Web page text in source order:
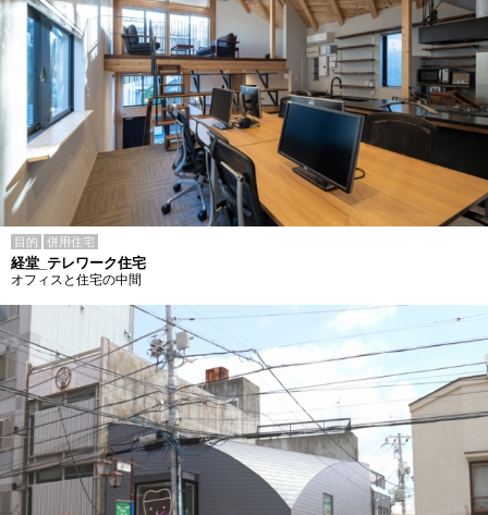
目的 併用住宅
経堂_テレワーク住宅
オフィスと住宅の中間